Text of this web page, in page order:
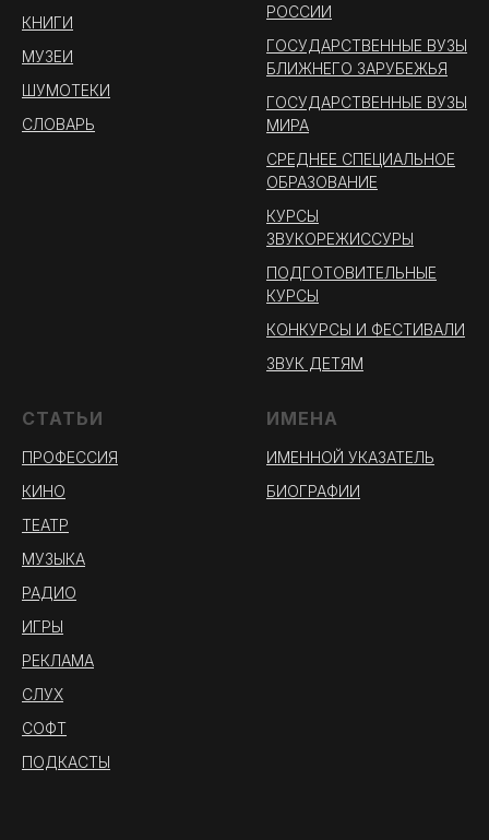
КНИГИ
МУЗЕИ
ШУМОТЕКИ
СЛОВАРЬ
РОССИИ
ГОСУДАРСТВЕННЫЕ ВУЗЫ
БЛИЖНЕГО ЗАРУБЕЖЬЯ
ГОСУДАРСТВЕННЫЕ ВУЗЫ
МИРА
СРЕДНЕЕ СПЕЦИАЛЬНОЕ
ОБРАЗОВАНИЕ
КУРСЫ
ЗВУКОРЕЖИССУРЫ
ПОДГОТОВИТЕЛЬНЫЕ
КУРСЫ
КОНКУРСЫ И ФЕСТИВАЛИ
ЗВУК ДЕТЯМ
СТАТЬИ
ПРОФЕССИЯ
КИНО
ТЕАТР
МУЗЫКА
РАДИО
ИГРЫ
РЕКЛАМА
СЛУХ
СОФТ
ПОДКАСТЫ
ИМЕНА
ИМЕННОЙ УКАЗАТЕЛЬ
БИОГРАФИИ